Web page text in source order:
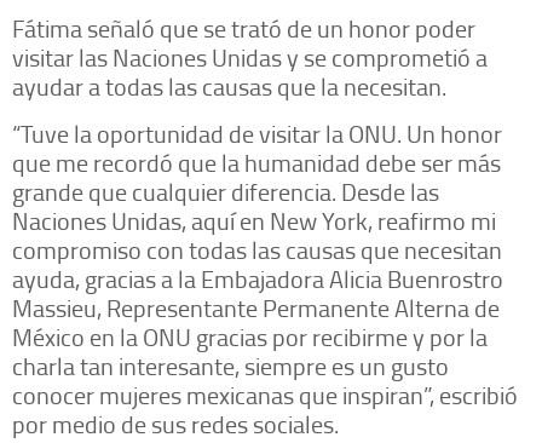
Fátima señaló que se trató de un honor poder
visitar las Naciones Unidas y se comprometió a
ayudar a todas las causas que la necesitan.
“Tuve la oportunidad de visitar la ONU. Un honor
que me recordó que la humanidad debe ser más
grande que cualquier diferencia. Desde las
Naciones Unidas, aquí en New York, reafirmo mi
compromiso con todas las causas que necesitan
ayuda, gracias a la Embajadora Alicia Buenrostro
Massieu, Representante Permanente Alterna de
México en la ONU gracias por recibirme y por la
charla tan interesante, siempre es un gusto
conocer mujeres mexicanas que inspiran”, escribió
por medio de sus redes sociales.